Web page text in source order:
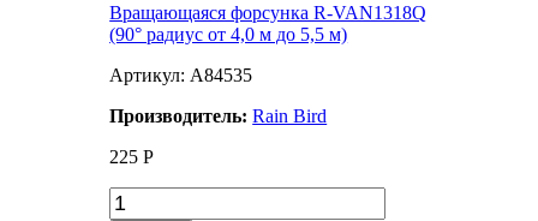
Вращающаяся форсунка R-VAN1318Q
(90° радиус от 4,0 м до 5,5 м)
Артикул: A84535
Производитель:Rain Bird
225 Р